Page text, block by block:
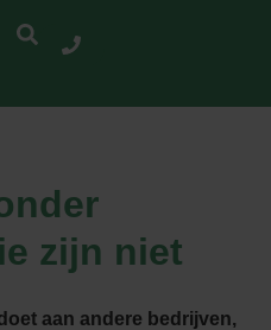
zijn niet
aan andere bedrijven,